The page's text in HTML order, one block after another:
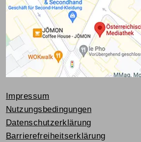
Impressum
Nutzungsbedingungen
Datenschutzerklärung
Barrierefreiheitserklärung